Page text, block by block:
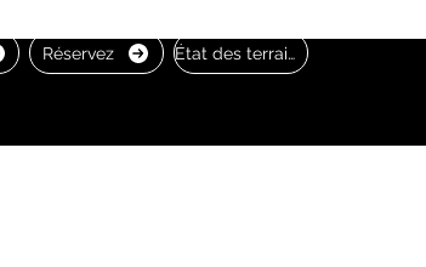
Réservez État des terrains